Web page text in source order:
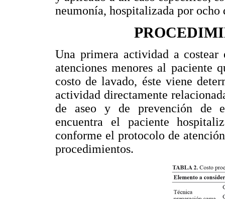
neumonía, hospitalizada por ocho
Una primera actividad a
atenciones menores al paciente
costo de lavado, éste viene
actividad directamente
de aseo y de prevención de
encuentra el paciente
conforme el protocolo de
procedimientos.